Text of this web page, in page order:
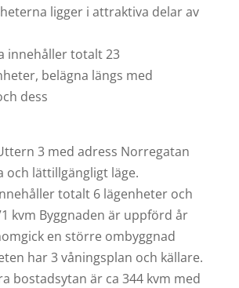
ligger i attraktiva delar av
innehåller totalt 23
belägna längs med
dess
3 med adress Norregatan
och lättillgängligt läge.
totalt 6 lägenheter och
kvm Byggnaden är uppförd år
en större ombyggnad
har 3 våningsplan och källare.
bostadsytan är ca 344 kvm med